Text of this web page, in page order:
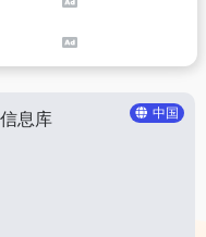
中国